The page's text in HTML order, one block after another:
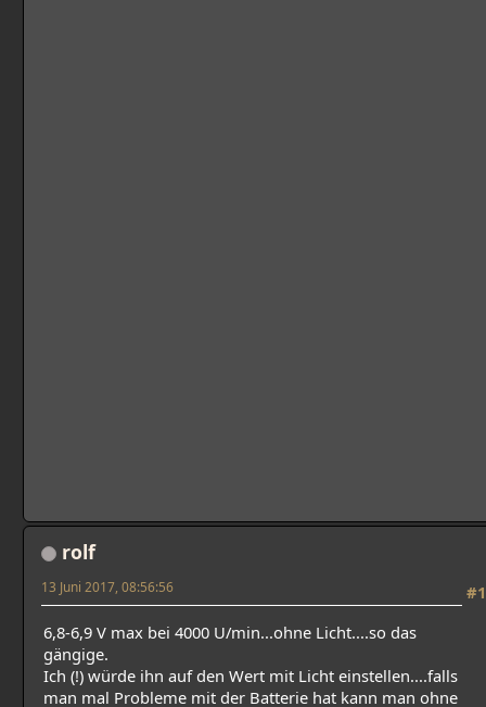
rolf
#1
13 Juni 2017, 08:56:56
6,8-6,9 V max bei 4000 U/min...ohne Licht....so das
gängige.
Ich (!) würde ihn auf den Wert mit Licht einstellen....falls
man mal Probleme mit der Batterie hat kann man ohne